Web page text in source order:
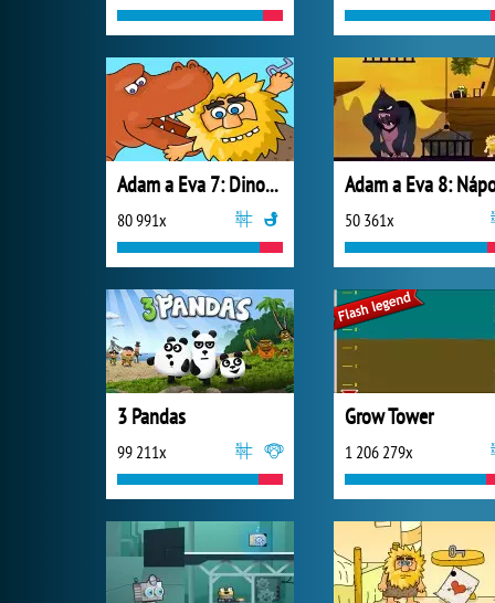
Adam a Eva 7: Dinosauři
80 991x 50 361x
3 Pandas
99 211x
Grow Tower
1 206 279x